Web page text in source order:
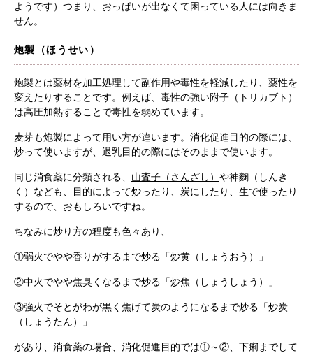
根本から身体を整えるとは
症状別 漢方の教え
漢方みず堂とは 企業情報
お知らせ イベント・講座
ようです）つまり、おっぱいが出なくて困っている人には向きま
せん。
炮製（ほうせい）
炮製とは薬材を加工処理して副作用や毒性を軽減したり、薬性を
変えたりすることです。例えば、毒性の強い附子（トリカブト）
は高圧加熱することで毒性を弱めています。
麦芽も炮製によって用い方が違います。消化促進目的の際には、
炒って使いますが、退乳目的の際にはそのままで使います。
同じ消食薬に分類される、 山査子（さんざし） や神麴（しんき
く）なども、目的によって炒ったり、炭にしたり、生で使ったり
するので、おもしろいですね。
ちなみに炒り方の程度も色々あり、
①弱火でやや香りがするまで炒る「炒黄（しょうおう）」
②中火でやや焦臭くなるまで炒る「炒焦（しょうしょう）」
③強火でそとがわが黒く焦げて炭のようになるまで炒る「炒炭
（しょうたん）」
があり、消食薬の場合、消化促進目的では①～②、下痢までして